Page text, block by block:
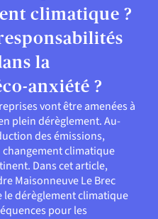
climatique ?
la
anxiété ?
vont être amenées à
plein dérèglement. Au-
des émissions,
changement climatique
Dans cet article,
Maisonneuve Le Brec
dérèglement climatique
pour les